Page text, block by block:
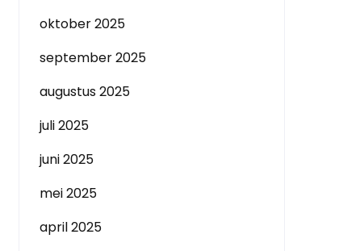
oktober 2025
september 2025
augustus 2025
juli 2025
juni 2025
mei 2025
april 2025